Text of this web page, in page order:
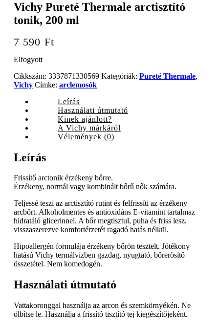
Vichy Pureté Thermale arctisztító
tonik, 200 ml
7 590 Ft
Elfogyott
Cikkszám: 3337871330569 Kategóriák: Pureté Thermale,
Vichy Címke: arclemosók
Leírás
Használati útmutató
Kinek ajánlott?
A Vichy márkáról
Vélemények (0)
Leírás
Frissítő arctonik érzékeny bőrre.
Érzékeny, normál vagy kombinált bőrű nők számára.
Teljessé teszi az arctisztító rutint és felfrissíti az érzékeny
arcbőrt. Alkoholmentes és antioxidáns E-vitamint tartalmaz
hidratáló glicerinnel. A bőr megtisztul, puha és friss lesz,
visszaszerezve komfortérzetét ragadó hatás nélkül.
Hipoallergén formulája érzékeny bőrön tesztelt. Jótékony
hatású Vichy termálvízben gazdag, nyugtató, bőrerősítő
összetétel. Nem komedogén.
Használati útmutató
Vattakoronggal használja az arcon és szemkörnyékén. Ne
ölbítse le. Használja a frissító tisztító tej kiegészítőjeként.